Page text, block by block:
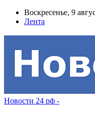
Воскресенье, 9
Лента
Новости 24 рф -